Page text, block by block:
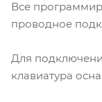
Все
проводное
Для
клавиатура